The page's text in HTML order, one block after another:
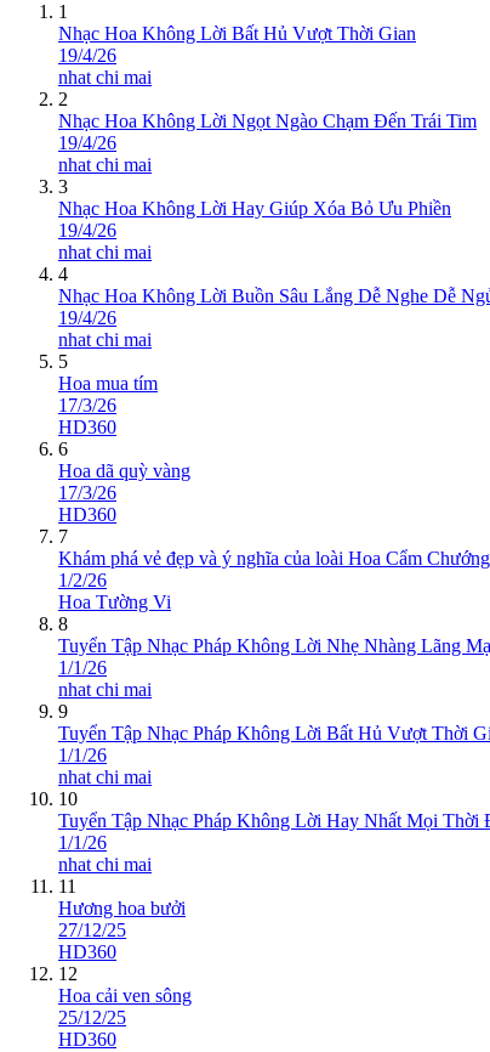
1
Nhạc Hoa Không Lời Bất Hủ Vượt Thời Gian
19/4/26
nhat chi mai
2
Nhạc Hoa Không Lời Ngọt Ngào Chạm Đến Trái Tim
19/4/26
nhat chi mai
3
Nhạc Hoa Không Lời Hay Giúp Xóa Bỏ Ưu Phiền
19/4/26
nhat chi mai
4
Nhạc Hoa Không Lời Buồn Sâu Lắng Dễ Nghe Dễ
19/4/26
nhat chi mai
5
Hoa mua tím
17/3/26
HD360
6
Hoa dã quỳ vàng
17/3/26
HD360
7
Khám phá vẻ đẹp và ý nghĩa của loài Hoa Cẩm
1/2/26
Hoa Tường Vi
8
Tuyển Tập Nhạc Pháp Không Lời Nhẹ Nhàng Lãng
1/1/26
nhat chi mai
9
Tuyển Tập Nhạc Pháp Không Lời Bất Hủ Vượt Thời
1/1/26
nhat chi mai
10
Tuyển Tập Nhạc Pháp Không Lời Hay Nhất Mọi Thời
1/1/26
nhat chi mai
11
Hương hoa bưởi
27/12/25
HD360
12
Hoa cải ven sông
25/12/25
HD360